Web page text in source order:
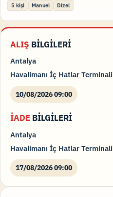
5 kişi Manuel Dizel
ALIŞ BİLGİLERİ
Antalya
Havalimanı İç Hatlar Terminali
10/08/2026 09:00
İADE BİLGİLERİ
Antalya
Havalimanı İç Hatlar Terminali
17/08/2026 09:00